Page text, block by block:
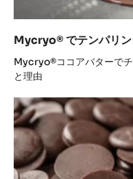
Mycryo® でテンパリ
Mycryo®ココアバターで
と理由
カ
カ
オ
バ
リ